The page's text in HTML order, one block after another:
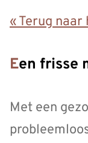
« Terug
Een
Met een